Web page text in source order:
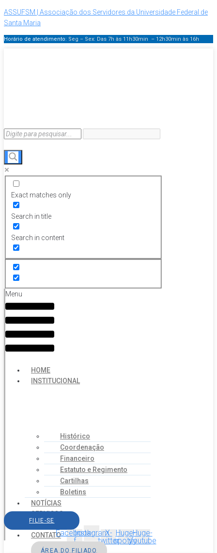
ASSUFSM | Associação dos Servidores da Universidade Federal de
Santa Maria
Horário de atendimento: Seg – Sex: Das 7h às 11h30min – 12h30min às 16h
Exact matches only
Search in title
Search in content
Menu
HOME
INSTITUCIONAL
Histórico
Coordenação
Financeiro
Estatuto e Regimento
Cartilhas
Boletins
NOTÍCIAS
SERVIÇOS
AGENDA
CONTATO
FILIE-SE
Facebook-
f
InstagramX-
twitter
Huge-
spotify
Huge-
youtube
ÁREA DO FILIADO